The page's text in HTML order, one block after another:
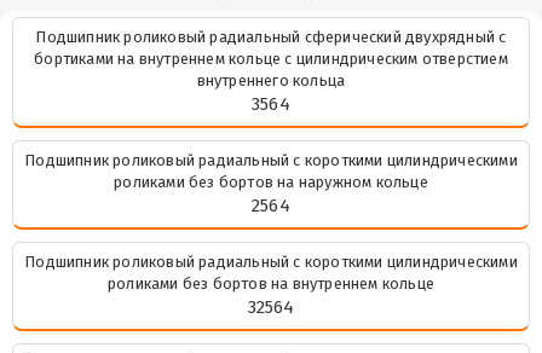
Подшипник роликовый радиальный сферический двухрядный с
бортиками на внутреннем кольце с цилиндрическим отверстием
внутреннего кольца
3564
Подшипник роликовый радиальный с короткими цилиндрическими
роликами без бортов на наружном кольце
2564
Подшипник роликовый радиальный с короткими цилиндрическими
роликами без бортов на внутреннем кольце
32564